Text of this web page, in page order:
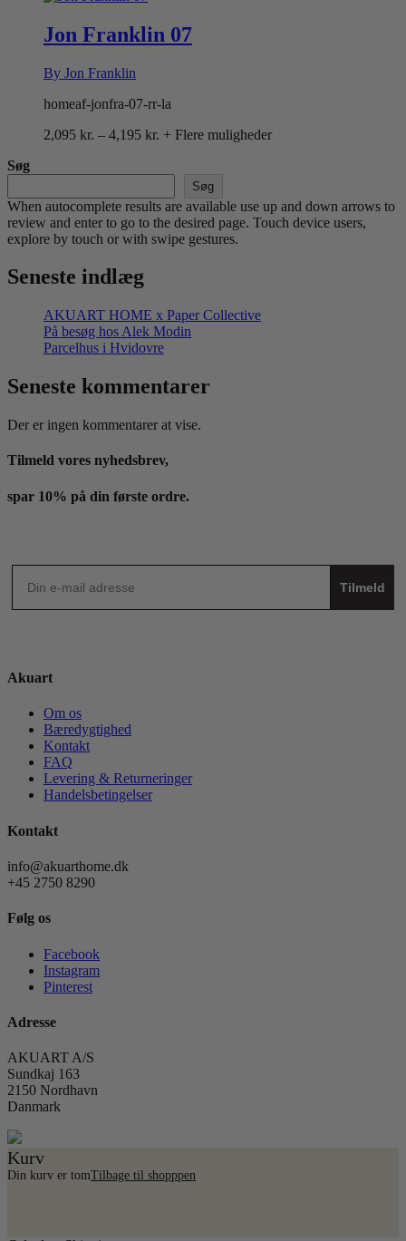
4,195 kr.
Jon Franklin 07
By Jon Franklin
homeaf-jonfra-07-rr-la
2,095 kr. – 4,195 kr. Prisinterval:
4,195 kr.
+ Flere muligheder
Søg
Søg
When autocomplete results are available use up and down arrows to
review and enter to go to the desired page. Touch device users,
explore by touch or with swipe gestures.
Seneste indlæg
AKUART HOME x Paper Collective
På besøg hos Alek Modin
Parcelhus i Hvidovre
Seneste kommentarer
Der er ingen kommentarer at vise.
Tilmeld vores nyhedsbrev,
spar 10% på din første ordre.
Tilmeld
Akuart
Om os
Bæredygtighed
Kontakt
FAQ
Levering & Returneringer
Handelsbetingelser
Kontakt
info@akuarthome.dk
+45 2750 8290
Følg os
Facebook
Instagram
Pinterest
Adresse
AKUART A/S
Sundkaj 163
2150 Nordhavn
Danmark
Kurv
Din kurv er tomTilbage til shopppen